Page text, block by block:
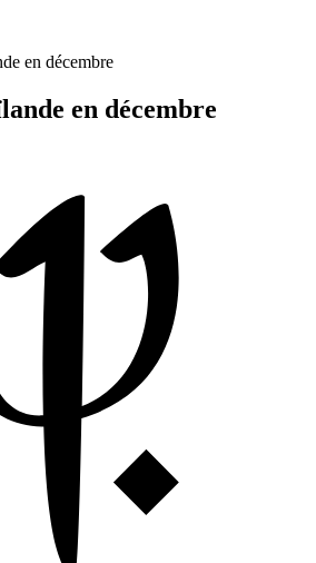
en décembre
en décembre